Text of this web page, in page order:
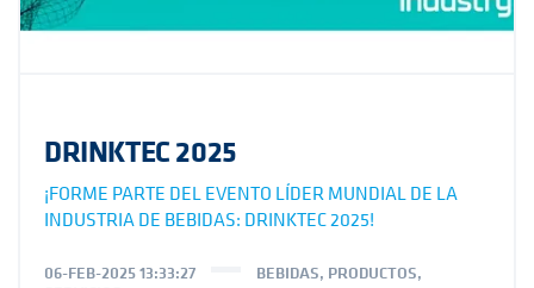
DRINKTEC 2025
¡FORME PARTE DEL EVENTO LÍDER MUNDIAL DE LA
INDUSTRIA DE BEBIDAS: DRINKTEC 2025!
06-FEB-2025 13:33:27 BEBIDAS, PRODUCTOS,